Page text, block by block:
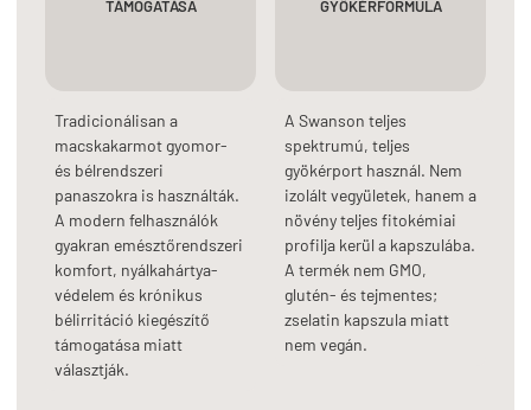
TÁMOGATÁSA
Tradicionálisan a
macskakarmot gyomor-
és bélrendszeri
panaszokra is használták.
A modern felhasználók
gyakran emésztőrendszeri
komfort, nyálkahártya-
védelem és krónikus
bélirritáció kiegészítő
támogatása miatt
választják.
GYÖKÉRFORMULA
A Swanson teljes
spektrumú, teljes
gyökérport használ. Nem
izolált vegyületek, hanem a
növény teljes fitokémiai
profilja kerül a kapszulába.
A termék nem GMO,
glutén- és tejmentes;
zselatin kapszula miatt
nem vegán.